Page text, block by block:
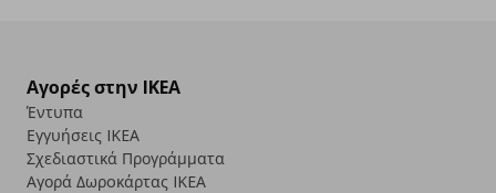
Αγορές στην IKEA
Έντυπα
Εγγυήσεις IKEA
Σχεδιαστικά Προγράμματα
Αγορά Δωρoκάρτας IKEA